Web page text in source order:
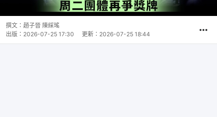
撰文： 趙子晉 陳綵瑤
出版： 2026-07-25 17:30 更新： 2026-07-25 18:44